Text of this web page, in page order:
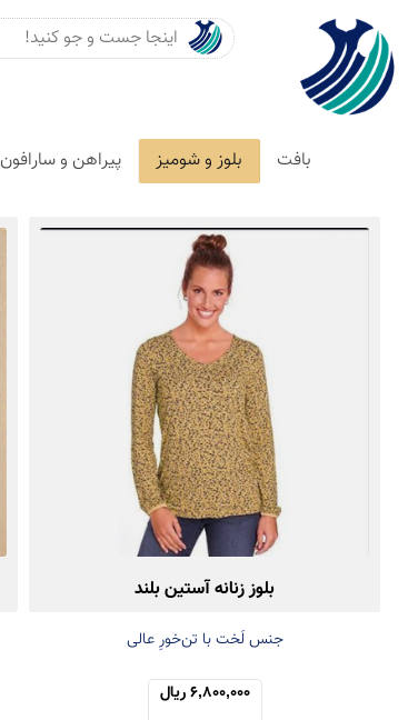
بافت بلوز و شومیز پیراهن و سارافون
بلوز زنانه آستین بلند
جنس لَخت با تن‌خورِ عالی
6,800,000 ریال